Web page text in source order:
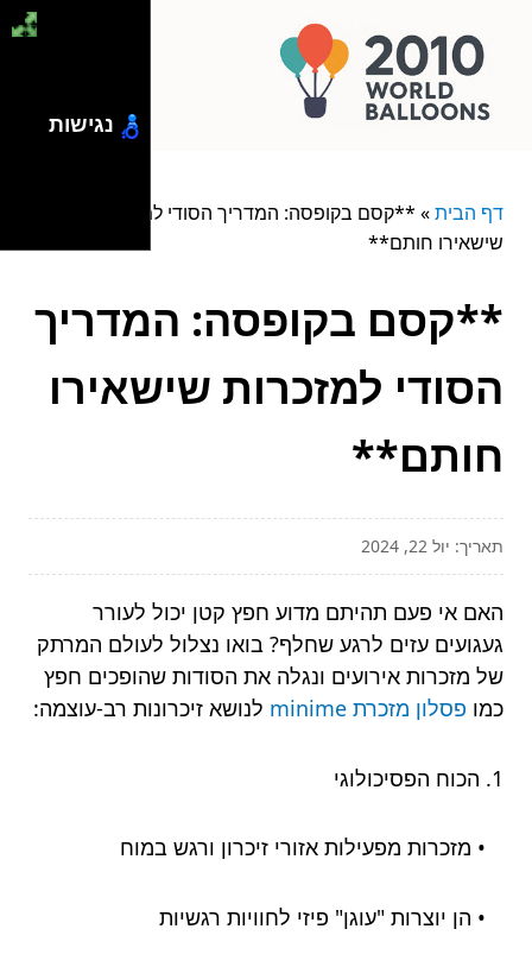
דף הבית» **קסם בקופסה: המדריך הסודי למזכרות
שישאירו חותם**
**קסם בקופסה: המדריך
הסודי למזכרות שישאירו
חותם**
תאריך: יול 22, 2024
האם אי פעם תהיתם מדוע חפץ קטן יכול לעורר
געגועים עזים לרגע שחלף? בואו נצלול לעולם המרתק
של מזכרות אירועים ונגלה את הסודות שהופכים חפץ
כמו פסלון מזכרת minime לנושא זיכרונות רב-עוצמה:
1. הכוח הפסיכולוגי
• מזכרות מפעילות אזורי זיכרון ורגש במוח
• הן יוצרות "עוגן" פיזי לחוויות רגשיות
נגישות